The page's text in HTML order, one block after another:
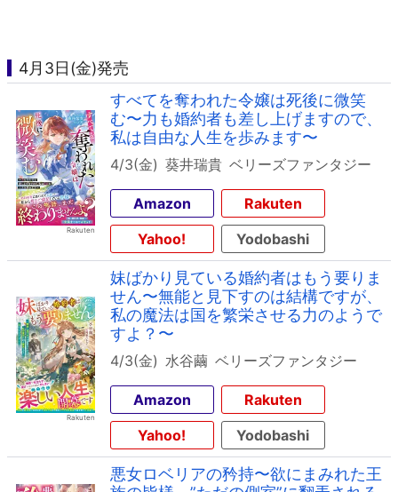
4月3日(金)発売
すべてを奪われた令嬢は死後に微笑
む〜力も婚約者も差し上げますので、
私は自由な人生を歩みます〜
4/3(金) 葵井瑞貴 ベリーズファンタジー
Amazon
Rakuten
Yahoo!
Yodobashi
妹ばかり見ている婚約者はもう要りま
せん〜無能と見下すのは結構ですが、
私の魔法は国を繁栄させる力のようで
すよ？〜
4/3(金) 水谷繭 ベリーズファンタジー
Amazon
Rakuten
Yahoo!
Yodobashi
悪女ロベリアの矜持〜欲にまみれた王